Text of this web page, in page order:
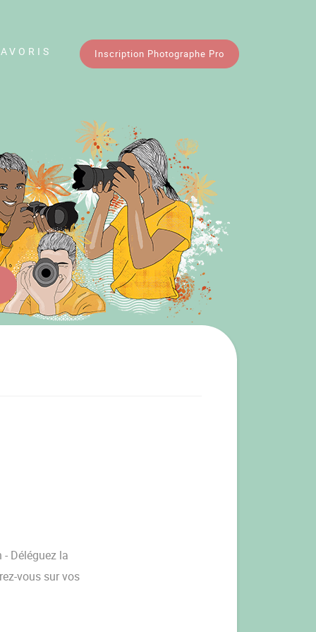
Inscription Photographe Pro
Déléguez la
vous sur vos